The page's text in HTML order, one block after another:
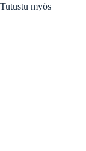
Tutustu myös